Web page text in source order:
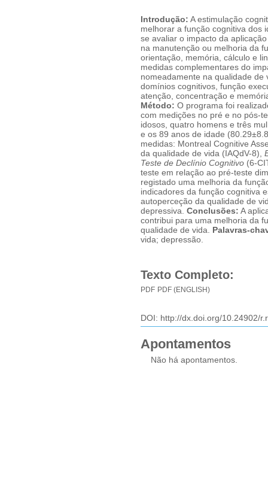
Introdução: A estimulação
melhorar a função cognitiva dos
se avaliar o impacto da
na manutenção ou melhoria da
orientação, memória, cálculo e
medidas complementares do
nomeadamente na qualidade
domínios cognitivos, função
atenção, concentração e
Método: O programa foi
com medições no pré e no pós-
idosos, quatro homens e três
e os 89 anos de idade
medidas: Montreal Cognitive
da qualidade de vida (IAQdV-8),
Teste de Declínio Cognitivo (6-
teste em relação ao pré-teste
registado uma melhoria da
indicadores da função cognitiva
autoperceção da qualidade de
depressiva.Conclusões: A
contribui para uma melhoria da
qualidade de vida. Palavras-
vida; depressão.
Texto Completo:
PDF PDF (ENGLISH)
DOI: http://dx.doi.org/10.24902/
Apontamentos
Não há apontamentos.